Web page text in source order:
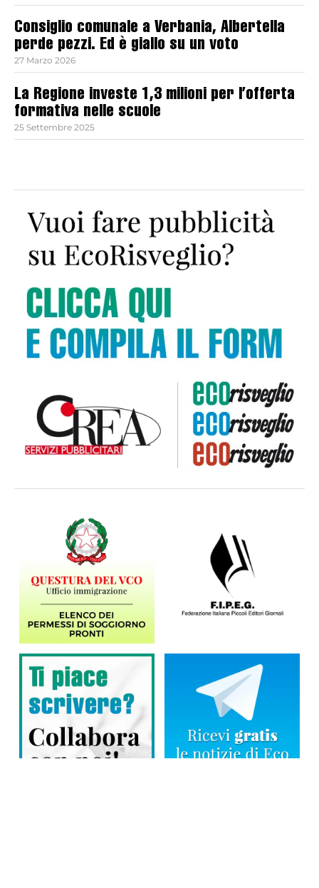
Consiglio comunale a Verbania, Albertella
perde pezzi. Ed è giallo su un voto
27 Marzo 2026
La Regione investe 1,3 milioni per l’offerta
formativa nelle scuole
25 Settembre 2025